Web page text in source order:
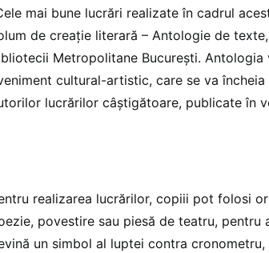
mai bune lucrări realizate în cadrul
de creație literară – Antologie de
Metropolitane București. Antologia
cultural-artistic, care se va
lucrărilor câștigătoare, publicate în
realizarea lucrărilor, copiii pot folosi
povestire sau piesă de teatru, pentru
un simbol al luptei contra